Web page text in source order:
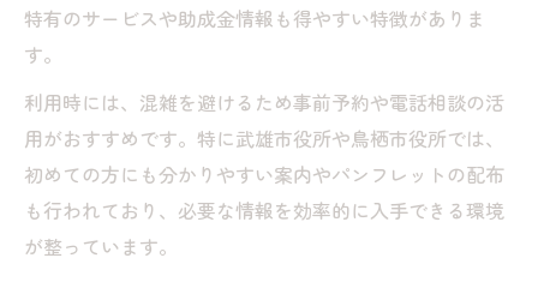
特有のサービスや助成金情報も得やすい特徴がありま
す。
利用時には、混雑を避けるため事前予約や電話相談の活
用がおすすめです。特に武雄市役所や鳥栖市役所では、
初めての方にも分かりやすい案内やパンフレットの配布
も行われており、必要な情報を効率的に入手できる環境
が整っています。